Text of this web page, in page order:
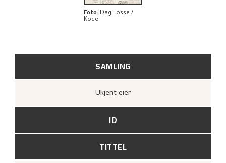
SAMLING
Ukjent eier
ID
TITTEL
Foto: Dag Fosse /
Kode